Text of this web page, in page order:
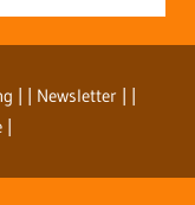
| | Newsletter | |
|